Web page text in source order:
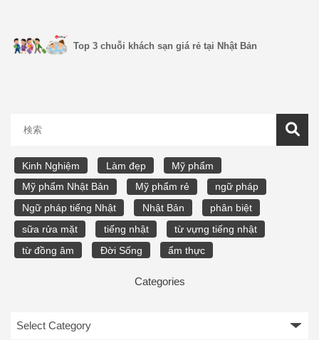
Top 3 chuỗi khách sạn giá rẻ tại Nhật Bản
Kinh Nghiệm Làm đẹp
Mỹ phẩm
Mỹ phẩm Nhật Bản
Mỹ phẩm rẻ
ngữ pháp
Ngữ pháp tiếng Nhật
Nhật Bản
phân biệt
sữa rửa mặt
tiếng nhật
từ vựng tiếng nhật
từ đồng âm
Đời Sống ẩm thực
Categories